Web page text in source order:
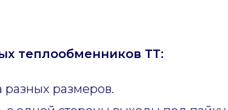
теплообменников ТТ:
размеров.